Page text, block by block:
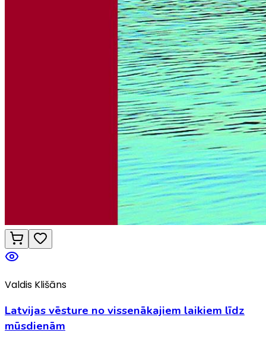
Valdis Klišāns
Latvijas vēsture no vissenākajiem laikiem līdz
mūsdienām